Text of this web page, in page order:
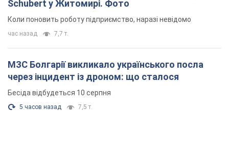
Schubert у Житомирі. Фото
Коли поновить роботу підприємство, наразі невідомо
час назад 7,7 т.
МЗС Болгарії викликало українського посла
через інцидент із дроном: що сталося
Бесіда відбудеться 10 серпня
5 часов назад 7,5 т.